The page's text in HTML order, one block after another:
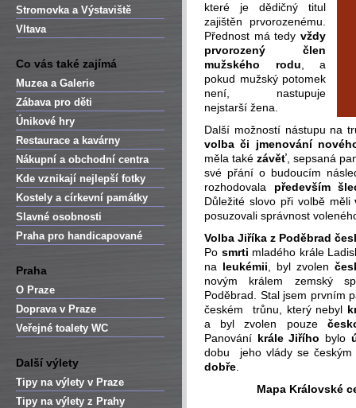
Stromovka a Výstaviště
Vltava
Co vás také zajímá
Muzea a Galerie
Zábava pro děti
Únikové hry
Restaurace a kavárny
Nákupní a obchodní centra
Kde vznikají nejlepší fotky
Kostely a církevní památky
Slavné osobnosti
Praha pro handicapované
Praha
O Praze
Doprava v Praze
Veřejné toalety WC
Další výlety
Tipy na výlety v Praze
Tipy na výlety z Prahy
které je dědičný titul
zajištěn prvorozenému.
Přednost má tedy vždy
prvorozený člen
mužského rodu , a
pokud mužský potomek
není, nastupuje
nejstarší žena.
Další možností nástupu na
volba či jmenování
měla také závěť , sepsaná
své přání o budoucím
rozhodovala především
Důležité slovo při volbě měli
posuzovali správnost
Volba Jiříka z Poděbrad
Po smrti mladého krále
na leukémii , byl zvolen
novým králem zemský
Poděbrad. Stal jsem prvním
českém trůnu, který nebyl
a byl zvolen pouze
Panování krále Jiřího bylo
dobu jeho vlády se
dobře
Mapa Královské